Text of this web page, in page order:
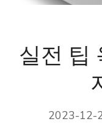
실전 팁
2023-12-